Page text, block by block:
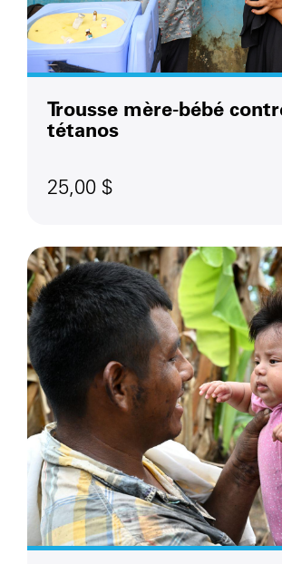
Trousse mère-bébé
tétanos
25,00 $